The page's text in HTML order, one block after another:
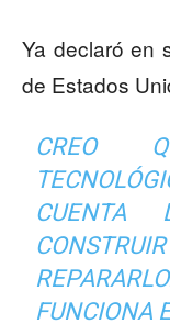
Ya declaró en
de Estados
CREO
FUNCIONA